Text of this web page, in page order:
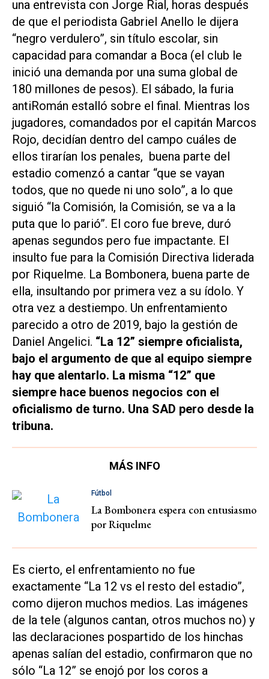
una entrevista con Jorge Rial, horas después
de que el periodista Gabriel Anello le dijera
“negro verdulero”, sin título escolar, sin
capacidad para comandar a Boca (el club le
inició una demanda por una suma global de
180 millones de pesos). El sábado, la furia
antiRomán estalló sobre el final. Mientras los
jugadores, comandados por el capitán Marcos
Rojo, decidían dentro del campo cuáles de
ellos tirarían los penales, buena parte del
estadio comenzó a cantar “que se vayan
todos, que no quede ni uno solo”, a lo que
siguió “la Comisión, la Comisión, se va a la
puta que lo parió”. El coro fue breve, duró
apenas segundos pero fue impactante. El
insulto fue para la Comisión Directiva liderada
por Riquelme. La Bombonera, buena parte de
ella, insultando por primera vez a su ídolo. Y
otra vez a destiempo. Un enfrentamiento
parecido a otro de 2019, bajo la gestión de
Daniel Angelici. “La 12” siempre oficialista,
bajo el argumento de que al equipo siempre
hay que alentarlo. La misma “12” que
siempre hace buenos negocios con el
oficialismo de turno. Una SAD pero desde la
tribuna.
MÁS INFO
Fútbol
La Bombonera espera con entusiasmo
por Riquelme
Es cierto, el enfrentamiento no fue
exactamente “La 12 vs el resto del estadio”,
como dijeron muchos medios. Las imágenes
de la tele (algunos cantan, otros muchos no) y
las declaraciones pospartido de los hinchas
apenas salían del estadio, confirmaron que no
sólo “La 12” se enojó por los coros a